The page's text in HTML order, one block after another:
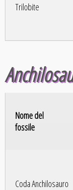
Trilobite
Nome del
fossile
Coda Anchilosauro